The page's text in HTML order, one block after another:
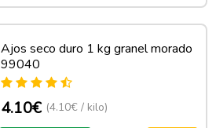
Ajos seco duro 1 kg granel morado
99040
4.10€ (4.10€ / kilo)